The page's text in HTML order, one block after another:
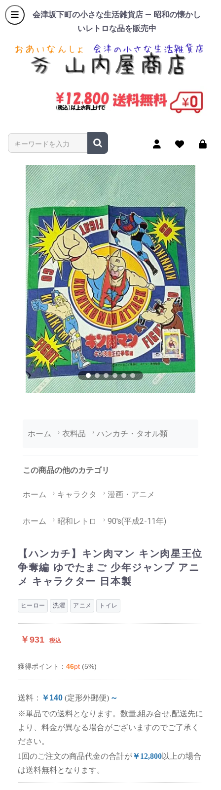
会津坂下町の小さな生活雑貨店 — 昭和の懐かし
いレトロな品を販売中
商品名やキーワードを入力
ホーム 衣料品 ハンカチ・タオル類
この商品の他のカテゴリ
ホーム キャラクタ 漫画・アニメ
ホーム 昭和レトロ 90's(平成2-11年)
【ハンカチ】キン肉マン キン肉星王位
争奪編 ゆでたまご 少年ジャンプ アニ
メ キャラクター 日本製
ヒーロー 洗濯 アニメ トイレ
￥931 税込
獲得ポイント： 46pt (5%)
送料： ￥140 (定形外郵便) ～
※単品での送料となります。数量,組み合せ,配送先に
より、料金が異なる場合がございますのでご了承く
ださい。
1回のご注文の商品代金の合計が￥12,800以上の場合
は送料無料となります。